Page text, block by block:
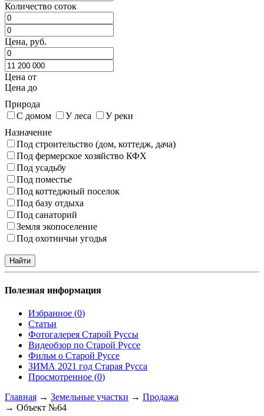
Количество соток
Цена, руб.
Цена от
Цена до
Природа
С домом
У леса
У реки
Назначение
Под строительство (дом, коттедж, дача)
Под фермерское хозяйство КФХ
Под усадьбу
Под поместье
Под коттеджный поселок
Под базу отдыха
Под санаторий
Земля экопоселение
Под охотничьи угодья
Полезная информация
Избранное (0)
Статьи
Фотогалерея Старой Руссы
Видеобзор по Старой Руссе
Фильм о Старой Руссе
ЗИМА 2021 год Старая Русса
Просмотренное (0)
Главная → Земельные участки → Продажа
→ Объект №64